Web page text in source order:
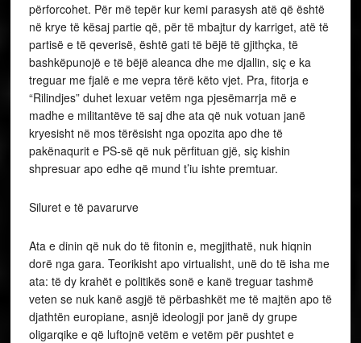
përforcohet. Për më tepër kur kemi parasysh atë që është
në krye të kësaj partie që, për të mbajtur dy karriget, atë të
partisë e të qeverisë, është gati të bëjë të gjithçka, të
bashkëpunojë e të bëjë aleanca dhe me djallin, siç e ka
treguar me fjalë e me vepra tërë këto vjet. Pra, fitorja e
“Rilindjes” duhet lexuar vetëm nga pjesëmarrja më e
madhe e militantëve të saj dhe ata që nuk votuan janë
kryesisht në mos tërësisht nga opozita apo dhe të
pakënaqurit e PS-së që nuk përfituan gjë, siç kishin
shpresuar apo edhe që mund t’iu ishte premtuar.
Siluret e të pavarurve
Ata e dinin që nuk do të fitonin e, megjithatë, nuk hiqnin
dorë nga gara. Teorikisht apo virtualisht, unë do të isha me
ata: të dy krahët e politikës sonë e kanë treguar tashmë
veten se nuk kanë asgjë të përbashkët me të majtën apo të
djathtën europiane, asnjë ideologji por janë dy grupe
oligarqike e që luftojnë vetëm e vetëm për pushtet e